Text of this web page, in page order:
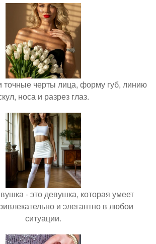
точные черты лица, форму губ, линию
носа и разрез глаз.
- это девушка, которая умеет
и элегантно в любои
ситуации.